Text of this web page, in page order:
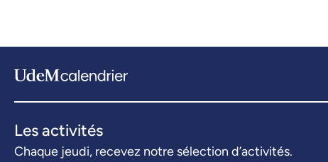
Les activités
Chaque jeudi, recevez notre sélection d’activités.